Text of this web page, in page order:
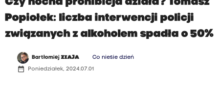
Popiołek: liczba interwencji policji
związanych z alkoholem spadła o 50%
BartłomiejZIAJA Co niesie dzień
date_range Poniedziałek, 2024.07.01